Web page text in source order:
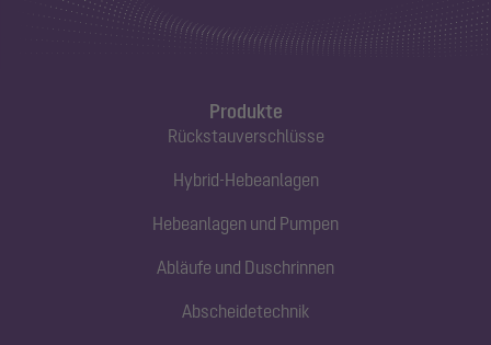
Produkte
Rückstauverschlüsse
Hybrid-Hebeanlagen
Hebeanlagen und Pumpen
Abläufe und Duschrinnen
Abscheidetechnik